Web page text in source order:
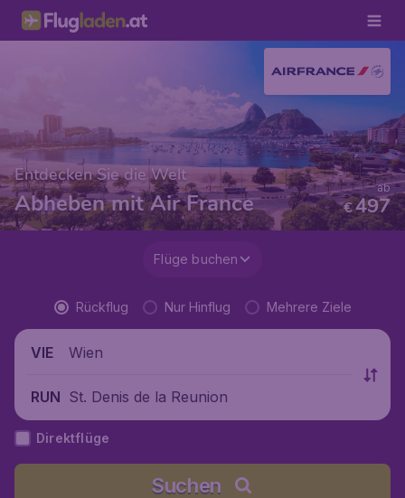
Entdecken Sie die Welt
Abheben mit Air France €497
ab
Flüge buchen
Rückflug Nur Hinflug Mehrere Ziele
VIE Wien
RUN St. Denis de la Reunion
Direktflüge
Suchen